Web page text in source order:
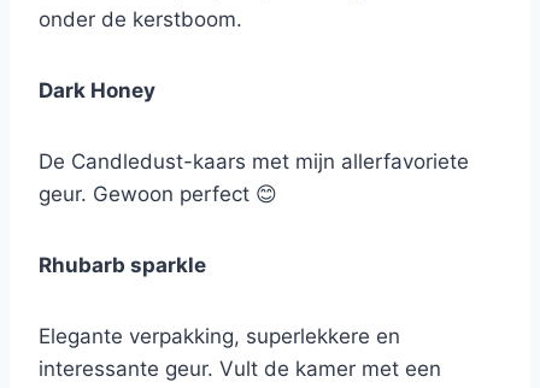
onder de kerstboom.
Dark Honey
De Candledust-kaars met mijn allerfavoriete
geur. Gewoon perfect 😊
Rhubarb sparkle
Elegante verpakking, superlekkere en
interessante geur. Vult de kamer met een